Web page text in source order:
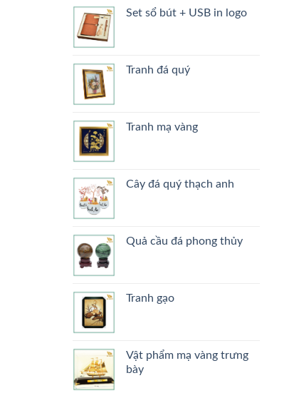
Set sổ bút + USB in logo
Tranh đá quý
Tranh mạ vàng
Cây đá quý thạch anh
Quả cầu đá phong thủy
Tranh gạo
Vật phẩm mạ vàng trưng
bày